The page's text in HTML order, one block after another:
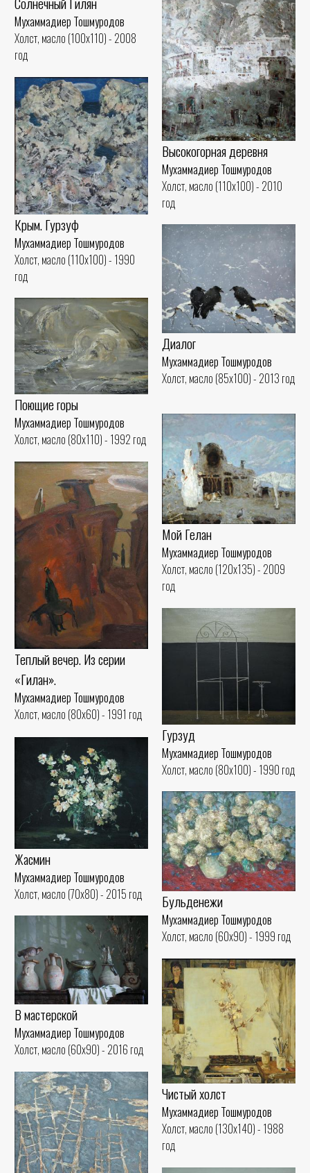
Мухаммадиер Тошмуродов
Холст, масло (100x110) - 2008
год
Высокогорная деревня
Мухаммадиер Тошмуродов
Холст, масло (110x100) - 2010
год
Крым. Гурзуф
Мухаммадиер Тошмуродов
Холст, масло (110x100) - 1990
год
Диалог
Мухаммадиер Тошмуродов
Холст, масло (85x100) - 2013 год
Поющие горы
Мухаммадиер Тошмуродов
Холст, масло (80x110) - 1992 год
Мой Гелан
Мухаммадиер Тошмуродов
Холст, масло (120x135) - 2009
год
Теплый вечер. Из серии
«Гилан».
Мухаммадиер Тошмуродов
Холст, масло (80x60) - 1991 год
Гурзуд
Мухаммадиер Тошмуродов
Холст, масло (80x100) - 1990 год
Жасмин
Мухаммадиер Тошмуродов
Холст, масло (70x80) - 2015 год
Бульденежи
Мухаммадиер Тошмуродов
Холст, масло (60x90) - 1999 год
В мастерской
Мухаммадиер Тошмуродов
Холст, масло (60x90) - 2016 год
Чистый холст
Мухаммадиер Тошмуродов
Холст, масло (130x140) - 1988
год